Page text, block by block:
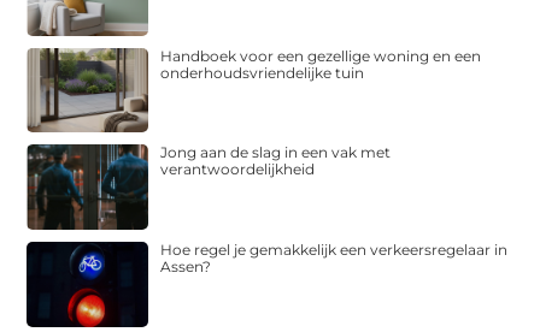
Handboek voor een gezellige woning en een
onderhoudsvriendelijke tuin
Jong aan de slag in een vak met
verantwoordelijkheid
Hoe regel je gemakkelijk een verkeersregelaar in
Assen?